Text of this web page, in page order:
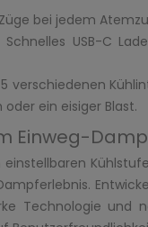
bei jedem
Schnelles USB-C
verschiedenen
ein eisiger Blast.
Einweg-
Technologie und